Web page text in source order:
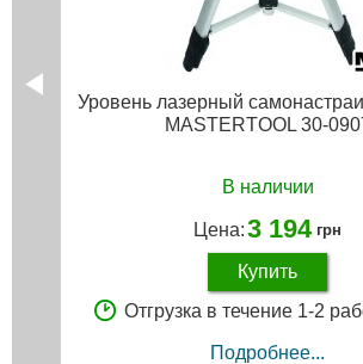
Уровень лазерный
MASTERTOOL 30-
В наличии
Цена:3 194 грн
Купить
Отгрузка в течение 1-2
Подробнее...